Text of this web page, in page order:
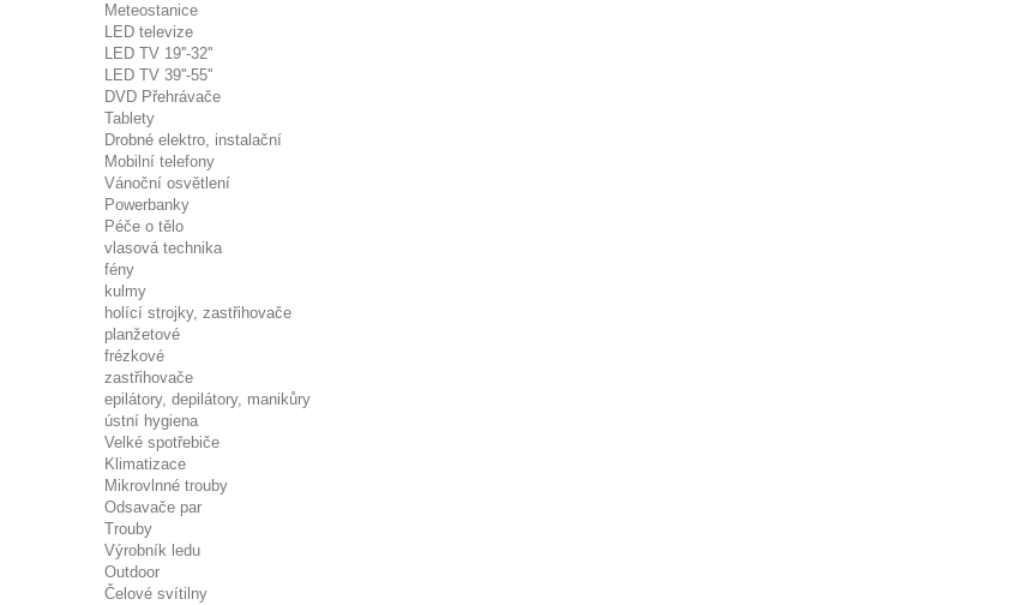
Meteostanice
LED televize
LED TV 19''-32''
LED TV 39''-55''
DVD Přehrávače
Tablety
Drobné elektro, instalační
Mobilní telefony
Vánoční osvětlení
Powerbanky
Péče o tělo
vlasová technika
fény
kulmy
holící strojky, zastřihovače
planžetové
frézkové
zastřihovače
epilátory, depilátory, manikůry
ústní hygiena
Velké spotřebiče
Klimatizace
Mikrovlnné trouby
Odsavače par
Trouby
Výrobník ledu
Outdoor
Čelové svítilny